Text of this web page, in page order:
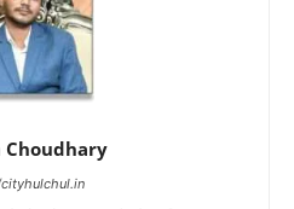
Choudhary